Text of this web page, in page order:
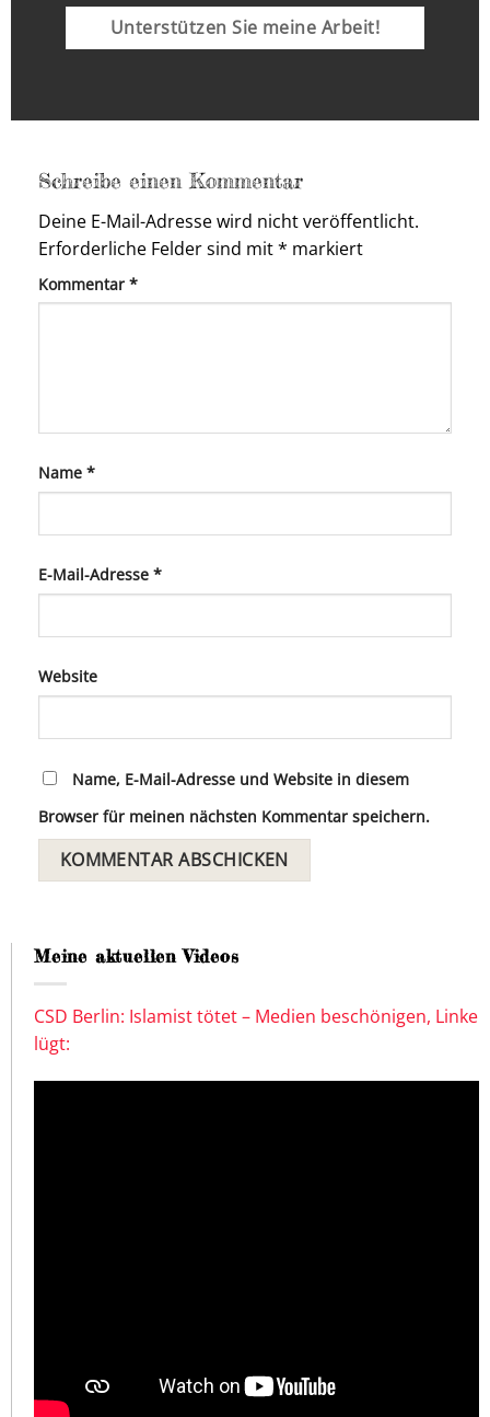
Unterstützen Sie meine Arbeit!
Schreibe einen Kommentar
Deine E-Mail-Adresse wird nicht veröffentlicht.
Erforderliche Felder sind mit* markiert
Kommentar *
Name *
E-Mail-Adresse *
Website
Name, E-Mail-Adresse und Website in diesem
Browser für meinen nächsten Kommentar speichern.
Meine aktuellen Videos
CSD Berlin: Islamist tötet – Medien beschönigen, Linke
lügt: